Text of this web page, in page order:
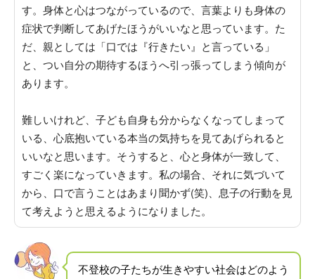
す。身体と心はつながっているので、言葉よりも身体の
症状で判断してあげたほうがいいなと思っています。 た
だ、親としては「口では『行きたい』と言っている」
と、つい自分の期待するほうへ引っ張ってしまう傾向が
あります。
難しいけれど、 子ども自身も分からなくなってしまって
いる、心底抱いている本当の気持ちを見てあげられると
いいなと思います。そうすると、心と身体が一致して、
すごく楽になっていきます。私の場合、それに気づいて
から、口で言うことはあまり聞かず(笑)、息子の行動を見
て考えようと思えるようになりました。
不登校の子たちが生きやすい社会はどのよう